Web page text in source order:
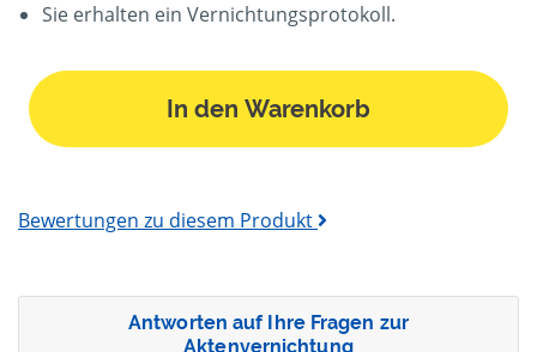
Sie erhalten ein Vernichtungsprotokoll.
In den Warenkorb
Bewertungen zu diesem Produkt
Antworten auf Ihre Fragen zur
Aktenvernichtung